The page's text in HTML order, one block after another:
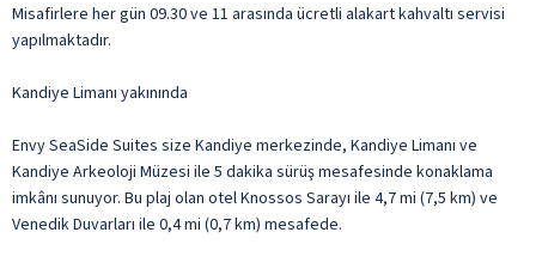
Misafirlere her gün 09.30 ve 11 arasında ücretli alakart kahvaltı servisi
yapılmaktadır.
Kandiye Limanı yakınında
Envy SeaSide Suites size Kandiye merkezinde, Kandiye Limanı ve
Kandiye Arkeoloji Müzesi ile 5 dakika sürüş mesafesinde konaklama
imkânı sunuyor. Bu plaj olan otel Knossos Sarayı ile 4,7 mi (7,5 km) ve
Venedik Duvarları ile 0,4 mi (0,7 km) mesafede.